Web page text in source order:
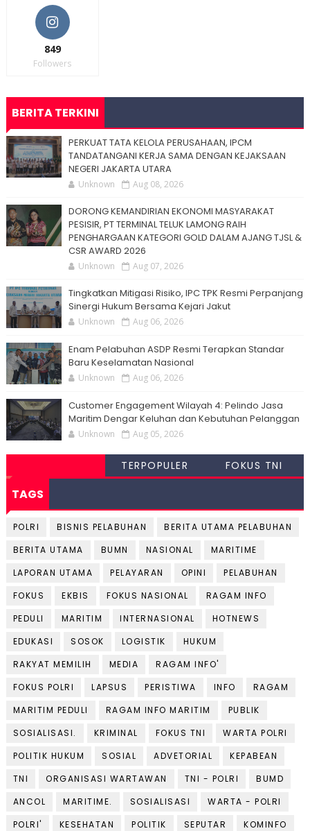
849
Followers
BERITA TERKINI
PERKUAT TATA KELOLA PERUSAHAAN, IPCM
TANDATANGANI KERJA SAMA DENGAN KEJAKSAAN
NEGERI JAKARTA UTARA
Unknown Aug 08, 2026
DORONG KEMANDIRIAN EKONOMI MASYARAKAT
PESISIR, PT TERMINAL TELUK LAMONG RAIH
PENGHARGAAN KATEGORI GOLD DALAM AJANG TJSL &
CSR AWARD 2026
Unknown Aug 07, 2026
Tingkatkan Mitigasi Risiko, IPC TPK Resmi Perpanjang
Sinergi Hukum Bersama Kejari Jakut
Unknown Aug 06, 2026
Enam Pelabuhan ASDP Resmi Terapkan Standar
Baru Keselamatan Nasional
Unknown Aug 06, 2026
Customer Engagement Wilayah 4: Pelindo Jasa
Maritim Dengar Keluhan dan Kebutuhan Pelanggan
Unknown Aug 05, 2026
TERPOPULER FOKUS TNI
TAGS
POLRI BISNIS PELABUHAN
BERITA UTAMA PELABUHAN
BERITA UTAMA
BUMN NASIONAL
MARITIME
LAPORAN UTAMA
PELAYARAN OPINI
PELABUHAN
FOKUS
EKBIS FOKUS NASIONAL
RAGAM INFO
PEDULI
MARITIM INTERNASIONAL
HOTNEWS
EDUKASI
SOSOK LOGISTIK
HUKUM
RAKYAT MEMILIH
MEDIA
RAGAM INFO'
FOKUS POLRI
LAPSUS PERISTIWA INFO
RAGAM
MARITIM PEDULI
RAGAM INFO MARITIM
PUBLIK
SOSIALISASI.
KRIMINAL FOKUS TNI
WARTA POLRI
POLITIK HUKUM
SOSIAL ADVETORIAL
KEPABEAN
TNI
ORGANISASI WARTAWAN TNI - POLRI
BUMD
ANCOL
MARITIME. SOSIALISASI
WARTA - POLRI
POLRI'
KESEHATAN POLITIK SEPUTAR
KOMINFO